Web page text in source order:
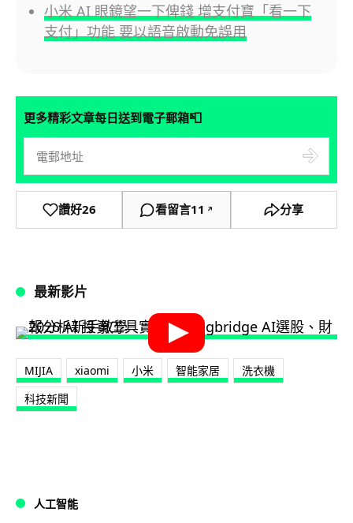
小米 AI 眼鏡望一下俾錢 增支付寶「看一下
支付」功能 要以語音啟動免誤用
更多精彩文章每日送到電子郵箱📮
讚好26 看留言11 ↗ 分享
最新影片
MIJIA xiaomi 小米 智能家居
洗衣機
科技新聞
人工智能